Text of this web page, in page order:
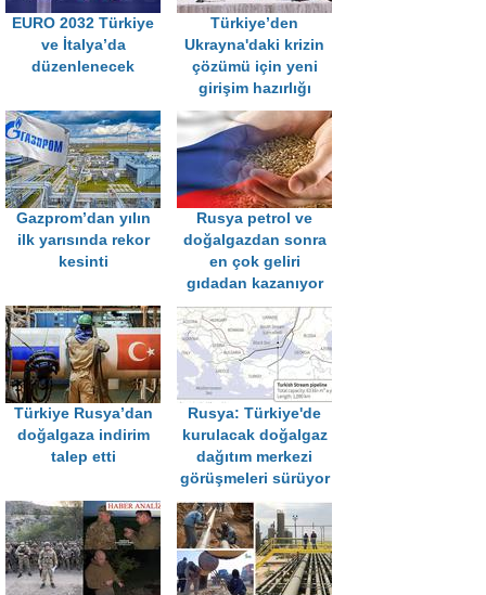
EURO 2032 Türkiye
ve İtalya’da
düzenlenecek
Türkiye’den
Ukrayna'daki krizin
çözümü için yeni
girişim hazırlığı
Gazprom’dan yılın
ilk yarısında rekor
kesinti
Rusya petrol ve
doğalgazdan sonra
en çok geliri
gıdadan kazanıyor
Türkiye Rusya’dan
doğalgaza indirim
talep etti
Rusya: Türkiye'de
kurulacak doğalgaz
dağıtım merkezi
görüşmeleri sürüyor